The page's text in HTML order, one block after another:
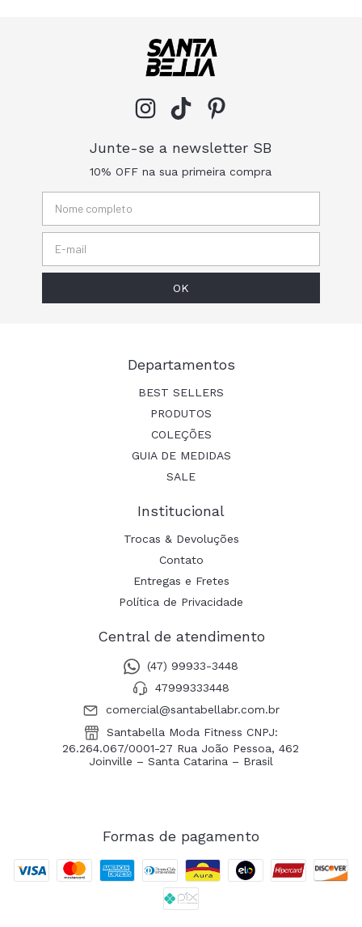
Junte-se a newsletter SB
10% OFF na sua primeira compra
Departamentos
BEST SELLERS
PRODUTOS
COLEÇÕES
GUIA DE MEDIDAS
SALE
Institucional
Trocas & Devoluções
Contato
Entregas e Fretes
Política de Privacidade
Central de atendimento
(47) 99933-3448
47999333448
comercial@santabellabr.com.br
Santabella Moda Fitness CNPJ:
26.264.067/0001-27 Rua João Pessoa, 462
Joinville – Santa Catarina – Brasil
Formas de pagamento